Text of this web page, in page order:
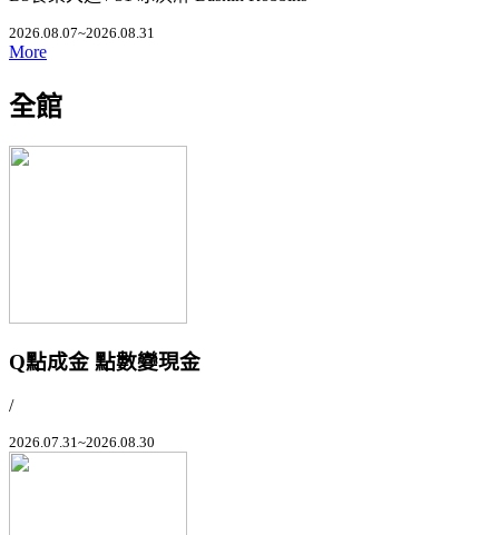
2026.08.07~2026.08.31
More
全館
Q點成金 點數變現金
/
2026.07.31~2026.08.30